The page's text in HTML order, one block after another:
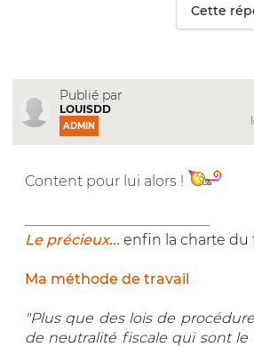
Cette
Publié par
LOUISDD
ADMIN
Content pour lui alors !
Le précieux... enfin la charte du
Ma méthode de travail
"Plus que des lois de
de neutralité fiscale qui sont